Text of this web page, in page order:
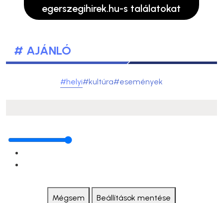
egerszegihirek.hu-s találatokat
# AJÁNLÓ
#helyi#kultúra#események
Mégsem Beállítások mentése